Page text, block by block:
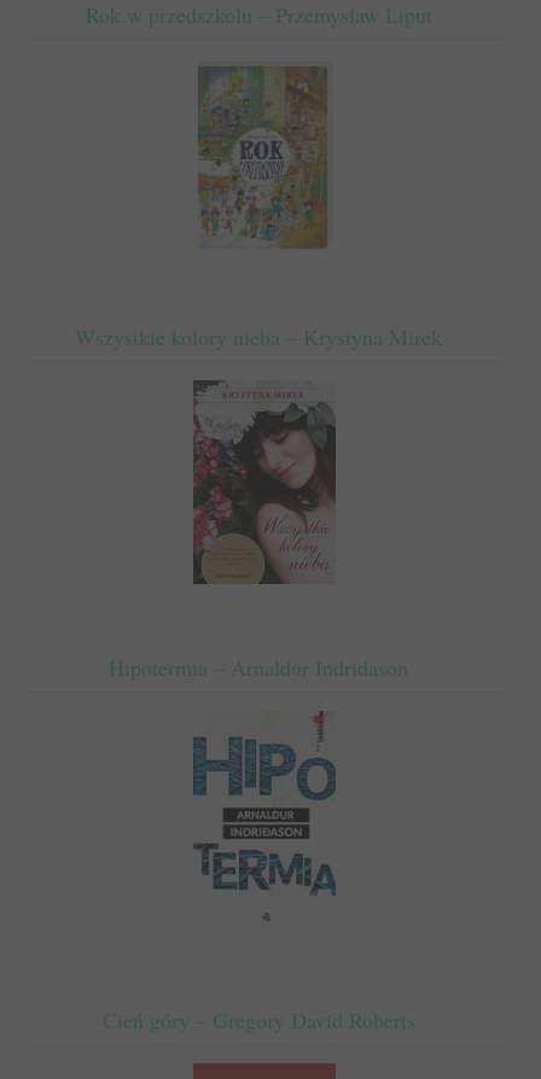
Rok w przedszkolu – Przemysław Liput
Wszystkie kolory nieba – Krystyna Mirek
Hipotermia – Arnaldur Indridason
Cień góry – Gregory David Roberts